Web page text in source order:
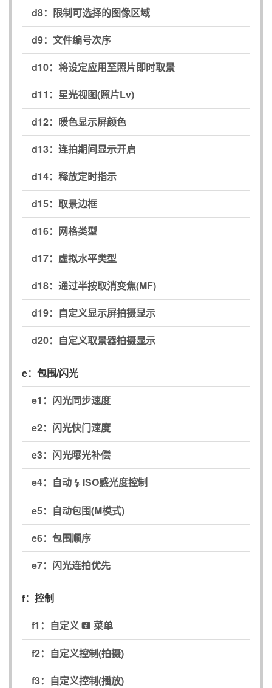
d8： 限制可选择的图像区域
d9： 文件编号次序
d10： 将设定应用至照片即时取景
d11： 星光视图(照片Lv)
d12： 暖色显示屏颜色
d13： 连拍期间显示开启
d14： 释放定时指示
d15： 取景边框
d16： 网格类型
d17： 虚拟水平类型
d18： 通过半按取消变焦(MF)
d19： 自定义显示屏拍摄显示
d20： 自定义取景器拍摄显示
e： 包围/闪光
e1： 闪光同步速度
e2： 闪光快门速度
e3： 闪光曝光补偿
e4： 自动 c ISO感光度控制
e5： 自动包围(M模式)
e6： 包围顺序
e7： 闪光连拍优先
f： 控制
f1： 自定义 i 菜单
f2： 自定义控制(拍摄)
f3： 自定义控制(播放)